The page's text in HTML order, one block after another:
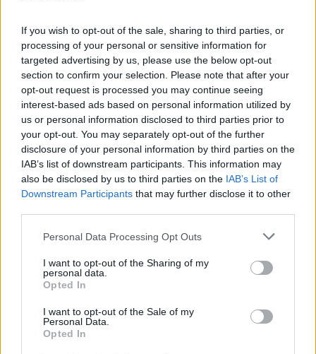
If you wish to opt-out of the sale, sharing to third parties, or
processing of your personal or sensitive information for
targeted advertising by us, please use the below opt-out
section to confirm your selection. Please note that after your
opt-out request is processed you may continue seeing
interest-based ads based on personal information utilized by
us or personal information disclosed to third parties prior to
your opt-out. You may separately opt-out of the further
disclosure of your personal information by third parties on the
IAB’s list of downstream participants. This information may
also be disclosed by us to third parties on the IAB’s List of
Downstream Participants that may further disclose it to other
Personal Data Processing Opt Outs
I want to opt-out of the Sharing of my
personal data.
Opted In
I want to opt-out of the Sale of my
Personal Data.
Opted In
attuali, lo stallo prolungato ha però portato alla
situazione attuale.
Secondo "Sportitalia", la Lazio ha chiesto
informazioni per arrivare a Mario Rui. Nei
giorni scorsi c'è stato da registrare l'interesse
dell'Al-Nassr di Ronaldo, poi si è un po'
affievolito. Ora occhio alla novità: i biancocelesti
non hanno ancora chiuso per Pellegrini e ora
Sarri può spingere per il suo pupillo, a maggior